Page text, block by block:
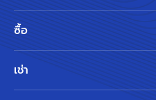
ซื้อ
เช่า